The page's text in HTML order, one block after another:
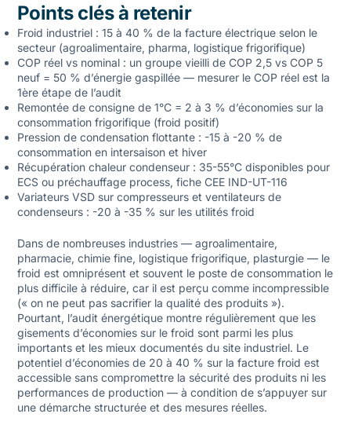
Points clés à retenir
Froid industriel : 15 à 40 % de la facture électrique selon le
secteur (agroalimentaire, pharma, logistique frigorifique)
COP réel vs nominal : un groupe vieilli de COP 2,5 vs COP 5
neuf = 50 % d’énergie gaspillée — mesurer le COP réel est la
1ère étape de l’audit
Remontée de consigne de 1°C = 2 à 3 % d’économies sur la
consommation frigorifique (froid positif)
Pression de condensation flottante : -15 à -20 % de
consommation en intersaison et hiver
Récupération chaleur condenseur : 35-55°C disponibles pour
ECS ou préchauffage process, fiche CEE IND-UT-116
Variateurs VSD sur compresseurs et ventilateurs de
condenseurs : -20 à -35 % sur les utilités froid
Dans de nombreuses industries — agroalimentaire,
pharmacie, chimie fine, logistique frigorifique, plasturgie — le
froid est omniprésent et souvent le poste de consommation le
plus difficile à réduire, car il est perçu comme incompressible
(« on ne peut pas sacrifier la qualité des produits »).
Pourtant, l’audit énergétique montre régulièrement que les
gisements d’économies sur le froid sont parmi les plus
importants et les mieux documentés du site industriel. Le
potentiel d’économies de 20 à 40 % sur la facture froid est
accessible sans compromettre la sécurité des produits ni les
performances de production — à condition de s’appuyer sur
une démarche structurée et des mesures réelles.